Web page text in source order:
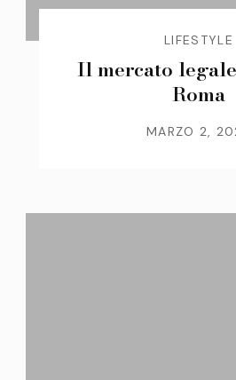
LIFESTYLE
Il mercato
Roma
MARZO 2,